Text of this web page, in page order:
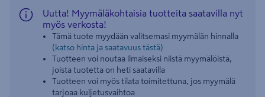
Uutta! Myymäläkohtaisia tuotteita saatavilla nyt
myös verkosta!
Tämä tuote myydään valitsemasi myymälän hinnalla
(katso hinta ja saatavuus tästä)
Tuotteen voi noutaa ilmaiseksi niistä myymälöistä,
joista tuotetta on heti saatavilla
Tuotteen voi myös tilata toimitettuna, jos myymälä
tarjoaa kuljetusvaihtoa